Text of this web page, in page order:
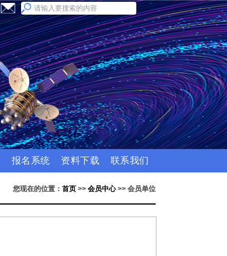
报名系统 资料下载 联系我们
您现在的位置： 首页 >> 会员中心>> 会员单位